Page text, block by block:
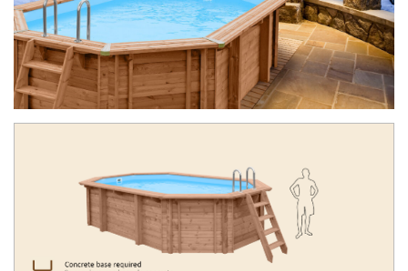
Magia de la madera FAQ
Todas las piscinas de madera Abatec vienen con
todo el equipo necesario para la construcción y
operación: desde escaleras hasta dispositivos de
purificación de agua. ¡Y todo esto incluido en el
precio!